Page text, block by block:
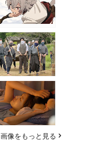
画像をもっと見る